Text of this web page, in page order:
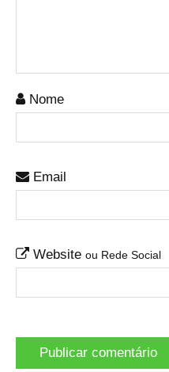
Nome
Email
Website ou Rede Social